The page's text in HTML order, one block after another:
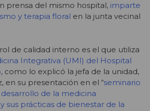
prensa del mismo hospital, imparte
y terapia floral en la junta vecinal
de calidad interno es el que utiliza
Integrativa (UMI) del Hospital
, como lo explicó la jefa de la unidad,
en su presentación en el “seminario
de la medicina
sus prácticas de bienestar de la